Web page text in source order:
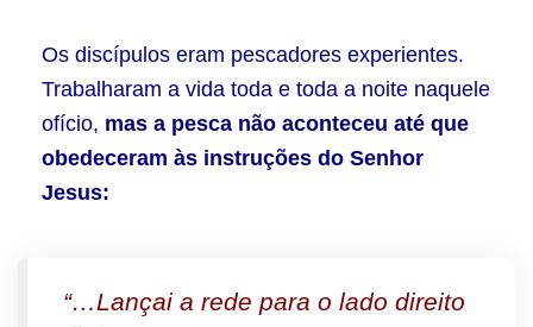
Os discípulos eram pescadores experientes.
Trabalharam a vida toda e toda a noite naquele
ofício, mas a pesca não aconteceu até que
obedeceram às instruções do Senhor
Jesus:
“…Lançai a rede para o lado direito